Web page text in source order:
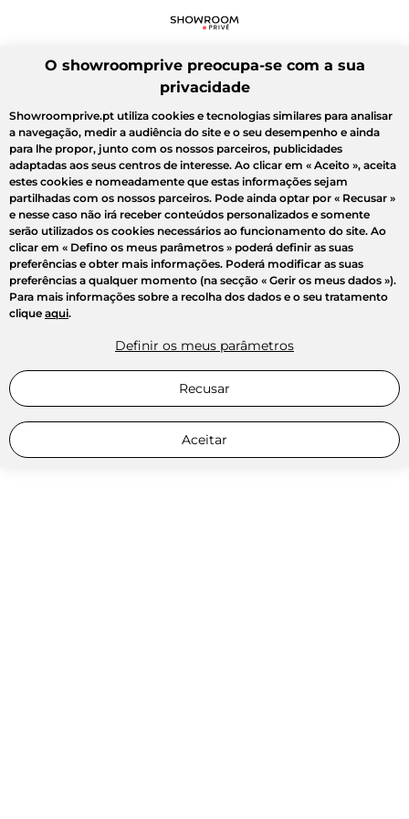
O showroomprive preocupa-se com a sua
privacidade
Showroomprive.pt utiliza cookies e tecnologias similares para analisar
a navegação, medir a audiência do site e o seu desempenho e ainda
para lhe propor, junto com os nossos parceiros, publicidades
adaptadas aos seus centros de interesse. Ao clicar em « Aceito », aceita
estes cookies e nomeadamente que estas informações sejam
partilhadas com os nossos parceiros. Pode ainda optar por « Recusar »
e nesse caso não irá receber conteúdos personalizados e somente
serão utilizados os cookies necessários ao funcionamento do site. Ao
clicar em « Defino os meus parâmetros » poderá definir as suas
preferências e obter mais informações. Poderá modificar as suas
preferências a qualquer momento (na secção « Gerir os meus dados »).
Para mais informações sobre a recolha dos dados e o seu tratamento
clique aqui.
Definir os meus parâmetros
Recusar
Aceitar